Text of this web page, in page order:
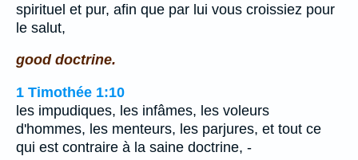
spirituel et pur, afin que par lui vous croissiez pour
le salut,
good doctrine.
1 Timothée 1:10
les impudiques, les infâmes, les voleurs
d'hommes, les menteurs, les parjures, et tout ce
qui est contraire à la saine doctrine, -